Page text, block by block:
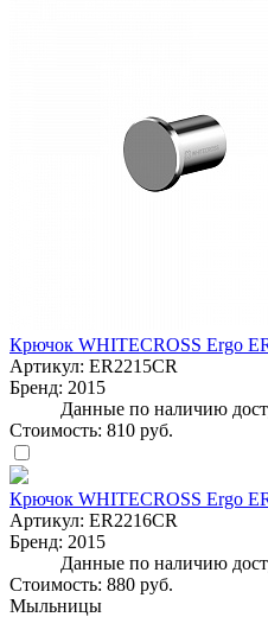
Крючок WHITECROSS Ergo
Артикул: ER2215CR
Бренд: 2015
Данные по наличию
Стоимость: 810 руб.
Крючок WHITECROSS Ergo
Артикул: ER2216CR
Бренд: 2015
Данные по наличию
Стоимость: 880 руб.
Мыльницы